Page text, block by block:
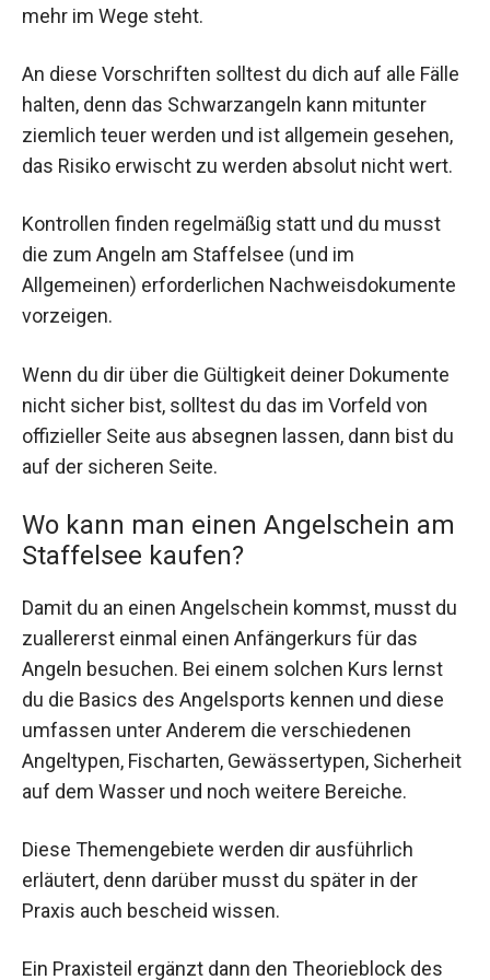
mehr im Wege steht.
An diese Vorschriften solltest du dich auf alle Fälle
halten, denn das Schwarzangeln kann mitunter
ziemlich teuer werden und ist allgemein gesehen,
das Risiko erwischt zu werden absolut nicht wert.
Kontrollen finden regelmäßig statt und du musst
die zum Angeln am Staffelsee (und im
Allgemeinen) erforderlichen Nachweisdokumente
vorzeigen.
Wenn du dir über die Gültigkeit deiner Dokumente
nicht sicher bist, solltest du das im Vorfeld von
offizieller Seite aus absegnen lassen, dann bist du
auf der sicheren Seite.
Wo kann man einen Angelschein am
Staffelsee kaufen?
Damit du an einen Angelschein kommst, musst du
zuallererst einmal einen Anfängerkurs für das
Angeln besuchen. Bei einem solchen Kurs lernst
du die Basics des Angelsports kennen und diese
umfassen unter Anderem die verschiedenen
Angeltypen, Fischarten, Gewässertypen, Sicherheit
auf dem Wasser und noch weitere Bereiche.
Diese Themengebiete werden dir ausführlich
erläutert, denn darüber musst du später in der
Praxis auch bescheid wissen.
Ein Praxisteil ergänzt dann den Theorieblock des